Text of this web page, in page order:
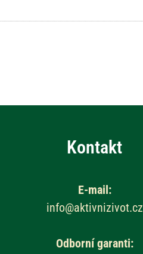
Kontakt
E-mail:
info@aktivnizivot.cz
Odborní garanti: